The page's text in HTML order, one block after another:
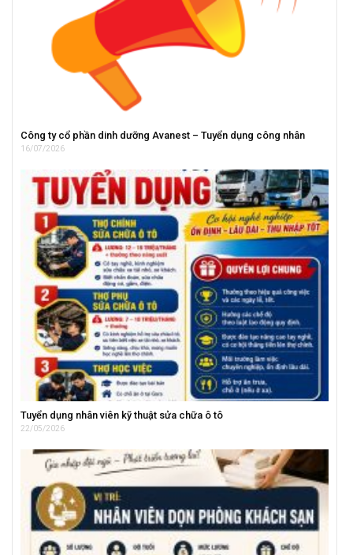
Công ty cổ phần dinh dưỡng Avanest – Tuyển dụng công nhân
16/07/2026
Tuyển dụng nhân viên kỹ thuật sửa chữa ô tô
22/05/2026